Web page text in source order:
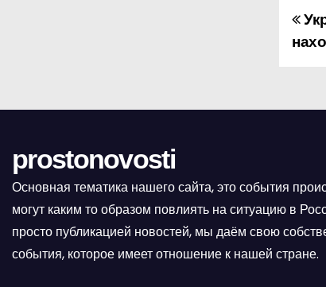
Н
а
ц
и
prostonovosti
Основная тематика нашего сайта, это события
могут каким то образом повлиять на ситуацию в
просто публикацией новостей, мы даём свою
события, которое имеет отношение к нашей стране.